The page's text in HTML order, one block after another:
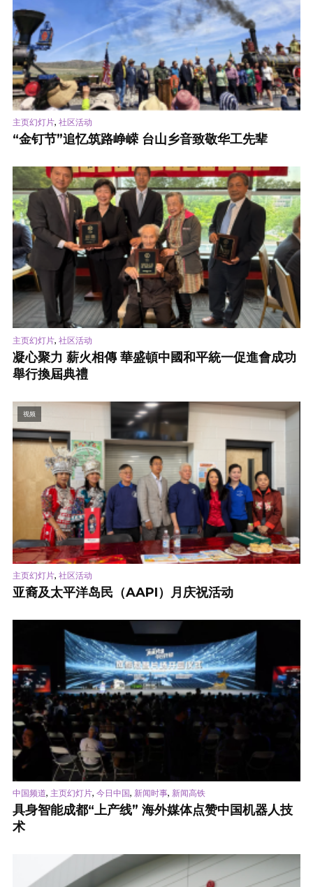
主页幻灯片, 社区活动
“金钉节”追忆筑路峥嵘 台山乡音致敬华工先辈
主页幻灯片, 社区活动
凝心聚力 薪火相傳 華盛頓中國和平統一促進會成功
舉行換屆典禮
视频
主页幻灯片, 社区活动
亚裔及太平洋岛民（AAPI）月庆祝活动
中国频道, 主页幻灯片, 今日中国, 新闻时事, 新闻高铁
具身智能成都“上产线” 海外媒体点赞中国机器人技
术